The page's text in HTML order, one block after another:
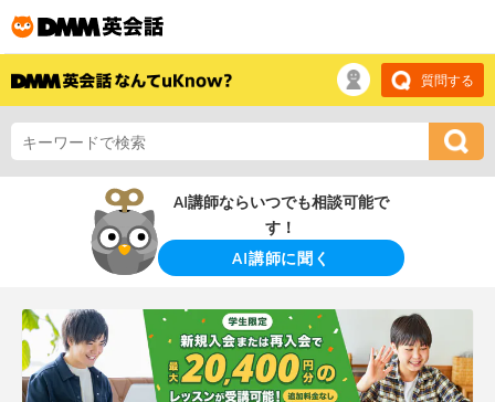
質問する
AI講師ならいつでも相談可能で
す！
AI講師に聞く